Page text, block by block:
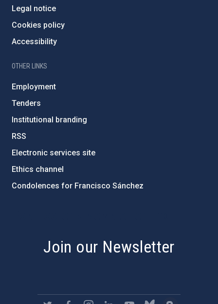
Legal notice
Cookies policy
Accessibility
OTHER LINKS
Employment
Tenders
Institutional branding
RSS
Electronic services site
Ethics channel
Condolences for Francisco Sánchez
Join our Newsletter